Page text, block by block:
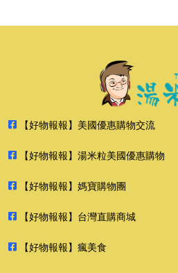
【好物報報】美國優惠購物交流
【好物報報】湯米粒美國優惠購物
【好物報報】媽寶購物團
【好物報報】台灣直購商城
【好物報報】瘋美食